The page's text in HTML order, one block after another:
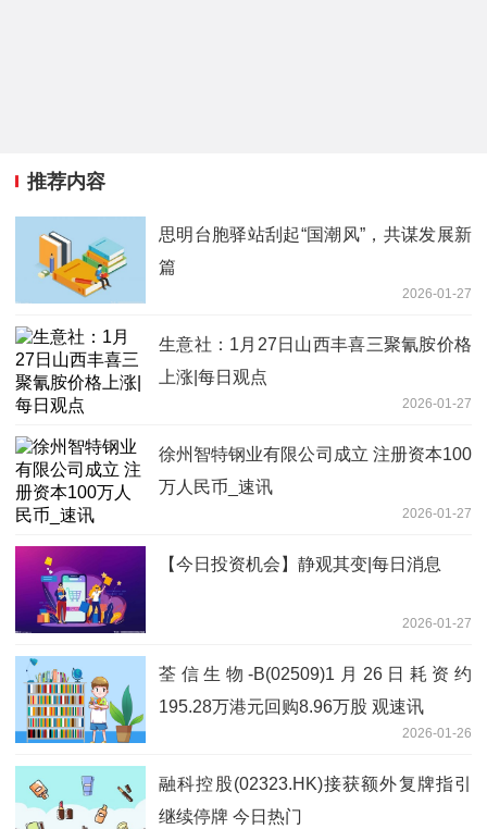
推荐内容
思明台胞驿站刮起“国潮风”，共谋发展新
篇
2026-01-27
生意社：1月27日山西丰喜三聚氰胺价格
上涨|每日观点
2026-01-27
徐州智特钢业有限公司成立 注册资本100
万人民币_速讯
2026-01-27
【今日投资机会】静观其变|每日消息
2026-01-27
荃信生物-B(02509)1月26日耗资约
195.28万港元回购8.96万股 观速讯
2026-01-26
融科控股(02323.HK)接获额外复牌指引
继续停牌 今日热门